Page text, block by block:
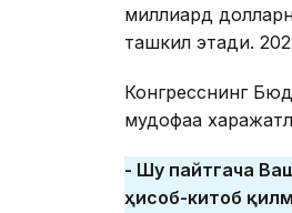
миллиард
ташкил этади.
Конгресснинг
мудофаа
- Шу пайтгача
ҳисоб-китоб